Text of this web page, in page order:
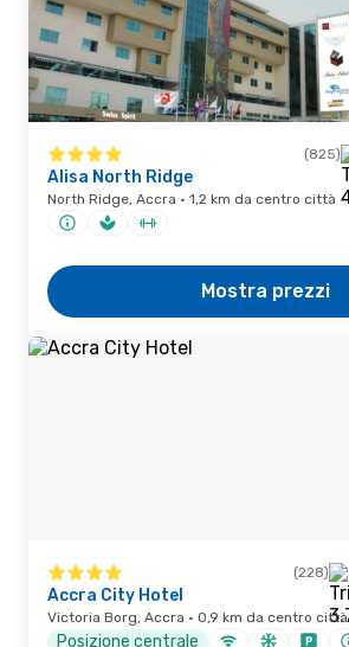
(825)
Alisa North Ridge
North Ridge, Accra · 1,2 km da centro città
Mostra prezzi
(228)
Accra City Hotel
Victoria Borg, Accra · 0,9 km da centro città
Posizione centrale